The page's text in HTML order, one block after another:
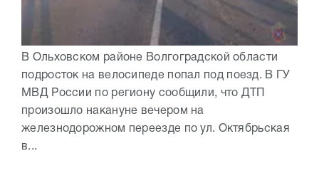
В Ольховском районе Волгоградской области
подросток на велосипеде попал под поезд. В ГУ
МВД России по региону сообщили, что ДТП
произошло накануне вечером на
железнодорожном переезде по ул. Октябрьская
в...